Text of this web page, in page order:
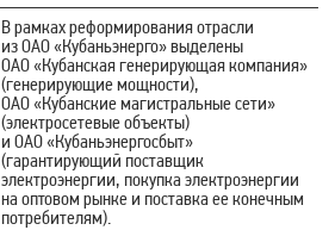
В рамках реформирования отрасли
из ОАО «Кубаньэнерго» выделены
ОАО «Кубанская генерирующая компания»
(генерирующие мощности),
ОАО «Кубанские магистральные сети»
(электросетевые объекты)
и ОАО «Кубаньэнергосбыт»
(гарантирующий поставщик
электроэнергии, покупка электроэнергии
на оптовом рынке и поставка ее конечным
потребителям).